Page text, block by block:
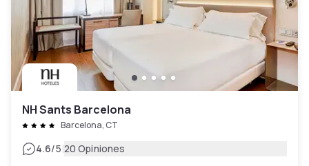
NH Sants Barcelona
Barcelona, CT
4.6/5|20 Opiniones